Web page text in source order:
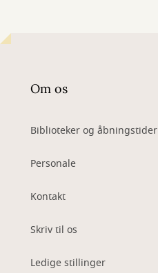
Om os
Biblioteker og åbningstider
Personale
Kontakt
Skriv til os
Ledige stillinger